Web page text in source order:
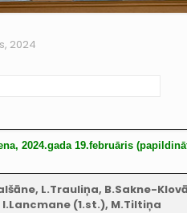
2024
2024.gada 19.februāris
L.Trauliņa, B.Sakne-
I.Lancmane (1.st.), M.Tiltiņa